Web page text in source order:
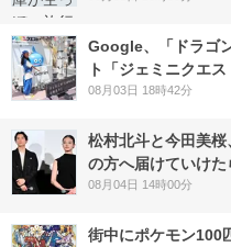
Google、「ドラゴ
ト「ジェミニクエ
08月03日 18時42分
松村北斗と今田美桜
の方へ届けていけた
08月04日 14時00分
街中にポケモン